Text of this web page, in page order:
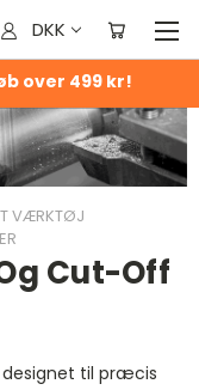
over 499 kr!
DKK
VÆRKTØJ
Cut-Off
til præcis